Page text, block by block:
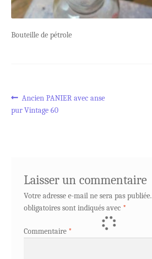
Bouteille de pétrole
Navigation
de
Article
précédent :
Ancien PANIER avec anse
pur Vintage 60
Laisser un commentaire
Votre adresse e-mail ne sera pas publiée.
obligatoires sont indiqués avec *
Commentaire *